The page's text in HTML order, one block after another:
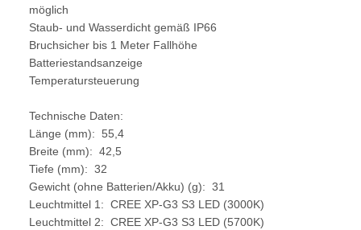
möglich
Staub- und Wasserdicht gemäß IP66
Bruchsicher bis 1 Meter Fallhöhe
Batteriestandsanzeige
Temperatursteuerung
Technische Daten:
Länge (mm): 55,4
Breite (mm): 42,5
Tiefe (mm): 32
Gewicht (ohne Batterien/Akku) (g): 31
Leuchtmittel 1: CREE XP-G3 S3 LED (3000K)
Leuchtmittel 2: CREE XP-G3 S3 LED (5700K)